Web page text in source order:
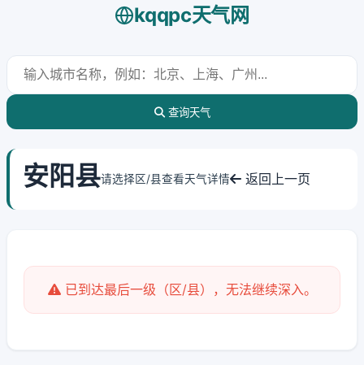
kqqpc天气网
查询天气
安阳县请选择区/县查看天气详情 返回上一页
已到达最后一级（区/县），无法继续深入。